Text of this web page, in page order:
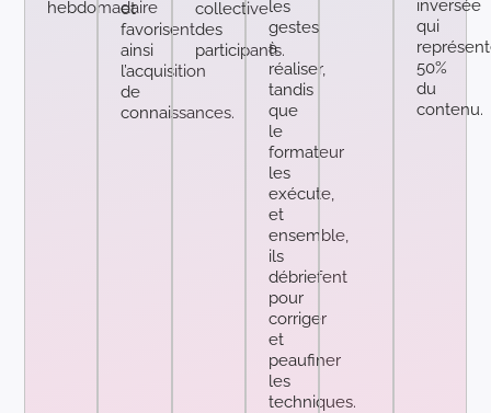
hebdomadaire
et
favorisent
ainsi
l’acquisition
de
connaissances.
collective
des
participants.
les
gestes
à
réaliser,
tandis
que
le
formateur
les
exécute,
et
ensemble,
ils
débriefent
pour
corriger
et
peaufiner
les
techniques.
inversée
qui
50%
du
contenu.